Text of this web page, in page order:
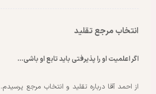
انتخاب مرجع تقلید
اگر اعلمیت او را پذیرفتی باید تابع او باشی…
از احمد آقا درباره تقلید و انتخاب مرجع